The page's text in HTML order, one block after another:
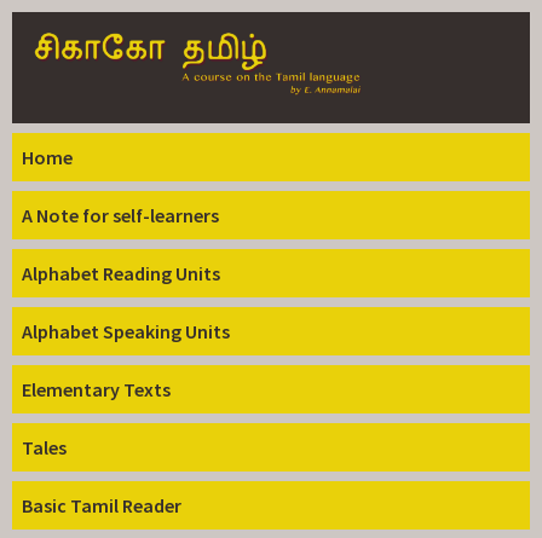
Skip to
main
content
Home
A Note for self-learners
Alphabet Reading Units
Alphabet Speaking Units
Elementary Texts
Tales
Basic Tamil Reader